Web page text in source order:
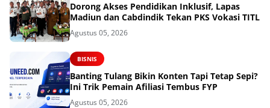
Dorong Akses Pendidikan Inklusif, Lapas
Madiun dan Cabdindik Tekan PKS Vokasi TITL
Agustus 05, 2026
BISNIS
Banting Tulang Bikin Konten Tapi Tetap Sepi?
Ini Trik Pemain Afiliasi Tembus FYP
Agustus 05, 2026